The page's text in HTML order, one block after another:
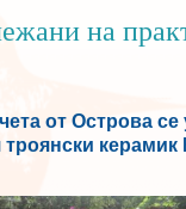
на
от Острова се
троянски керамик